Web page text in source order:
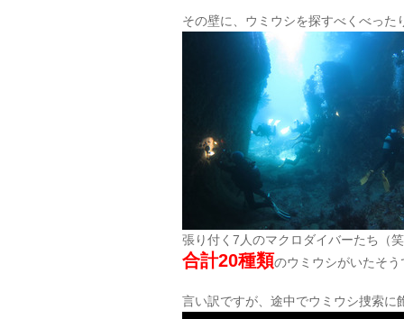
その壁に、ウミウシを探すべくべった
張り付く7人のマクロダイバーたち（笑
合計20種類のウミウシがいたそう
言い訳ですが、途中でウミウシ捜索に